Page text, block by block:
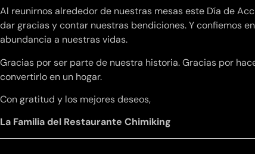
Al reunirnos alrededor de nuestras mesas este Día de
dar gracias y contar nuestras bendiciones. Y confiemos
abundancia a nuestras vidas.
Gracias por ser parte de nuestra historia. Gracias por
convertirlo en un hogar.
Con gratitud y los mejores deseos,
La Familia del Restaurante Chimiking